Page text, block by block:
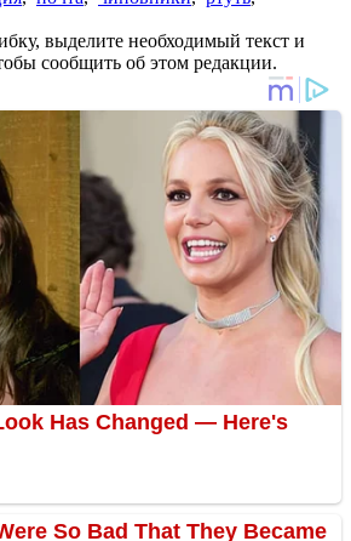
выделите необходимый текст и
сообщить об этом редакции.